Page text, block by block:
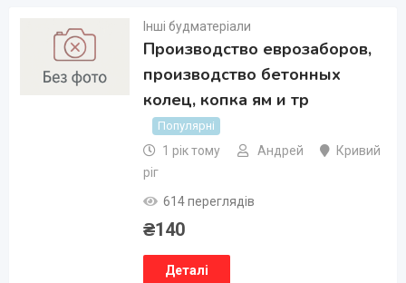
Інші будматеріали
Производство еврозаборов,
производство бетонных
колец, копка ям и тр
Популярні
1 рік тому Андрей
Кривий
ріг
614 переглядів
₴140
Деталі